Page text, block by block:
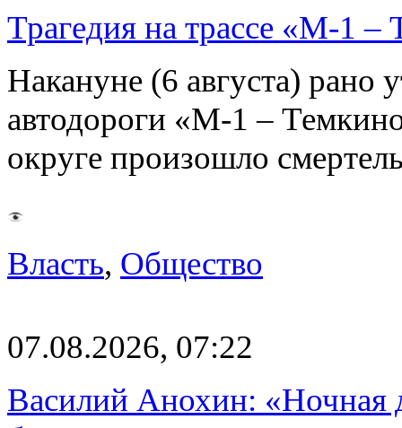
Трагедия на трассе «М-1 –
Накануне (6 августа) рано
автодороги «М-1 –
округе произошло
Власть, Общество
07.08.2026, 07:22
Василий Анохин: «Ночная